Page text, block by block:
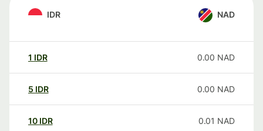
IDR NAD
1 IDR 0.00 NAD
5 IDR 0.00 NAD
10 IDR 0.01 NAD